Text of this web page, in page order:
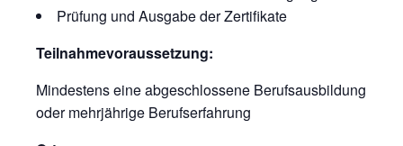
Prüfung und Ausgabe der Zertifikate
Teilnahmevoraussetzung:
Mindestens eine abgeschlossene Berufsausbildung
oder mehrjährige Berufserfahrung